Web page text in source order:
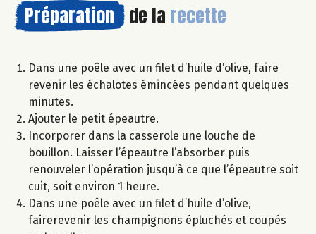
Préparation de la recette
Dans une poêle avec un filet d’huile d’olive, faire
revenir les échalotes émincées pendant quelques
minutes.
Ajouter le petit épeautre.
Incorporer dans la casserole une louche de
bouillon. Laisser l’épeautre l’absorber puis
renouveler l’opération jusqu’à ce que l’épeautre soit
cuit, soit environ 1 heure.
Dans une poêle avec un filet d’huile d’olive,
fairerevenir les champignons épluchés et coupés